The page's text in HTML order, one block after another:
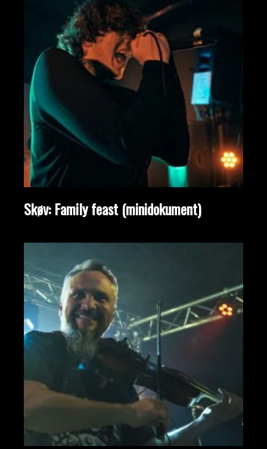
Skøv: Family feast (minidokument)